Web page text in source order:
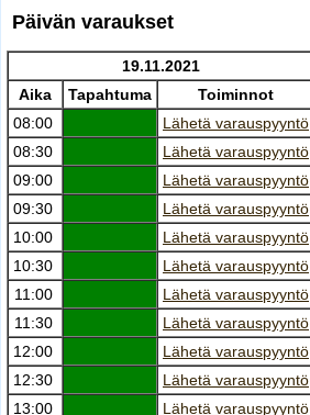
Päivän varaukset
19.11.2021
Aika
Tapahtuma
Toiminnot
08:00
Lähetä varauspyyntö
08:30
Lähetä varauspyyntö
09:00
Lähetä varauspyyntö
09:30
Lähetä varauspyyntö
10:00
Lähetä varauspyyntö
10:30
Lähetä varauspyyntö
11:00
Lähetä varauspyyntö
11:30
Lähetä varauspyyntö
12:00
Lähetä varauspyyntö
12:30
Lähetä varauspyyntö
13:00
Lähetä varauspyyntö